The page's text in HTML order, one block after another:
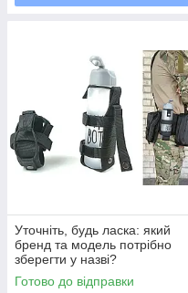
Уточніть, будь ласка: який
бренд та модель потрібно
зберегти у назві?
Готово до відправки